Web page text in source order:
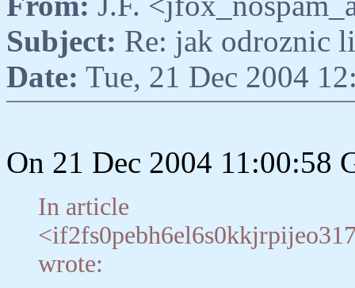
Subject: Re: jak odroznic
Date: Tue, 21 Dec 2004
On 21 Dec 2004 11:00:58
In article
wrote: